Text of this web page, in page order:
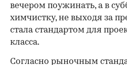
вечером поужинать, а в
химчистку, не выходя за
стала стандартом для
класса.
Согласно рыночным